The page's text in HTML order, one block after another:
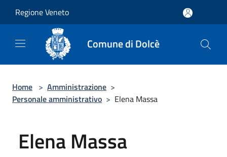
Regione Veneto
Comune di Dolcè
Home > Amministrazione >
Personale amministrativo > Elena Massa
Elena Massa